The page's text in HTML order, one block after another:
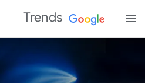
Trends